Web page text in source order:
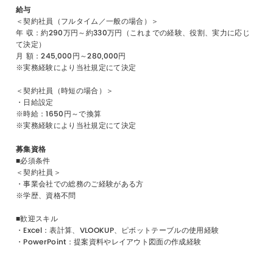
給与
＜契約社員（フルタイム／一般の場合）＞
年 収：約290万円～約330万円（これまでの経験、役割、実力に応じ
て決定）
月 額：245,000円～280,000円
※実務経験により当社規定にて決定
＜契約社員（時短の場合）＞
・日給設定
※時給：1650円～で換算
※実務経験により当社規定にて決定
募集資格
■必須条件
＜契約社員＞
・事業会社での総務のご経験がある方
※学歴、資格不問
■歓迎スキル
・Excel：表計算、VLOOKUP、ピボットテーブルの使用経験
・PowerPoint：提案資料やレイアウト図面の作成経験